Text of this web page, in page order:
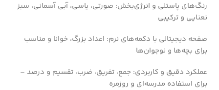
رنگ‌های پاستلی و انرژی‌بخش: صورتی، یاسی، آبی آسمانی، سبز
نعنایی و ترکیبی
صفحه دیجیتالی با دکمه‌های نرم: اعداد بزرگ، خوانا و مناسب
برای بچه‌ها و نوجوان‌ها
عملکرد دقیق و کاربردی: جمع، تفریق، ضرب، تقسیم و درصد –
برای استفاده مدرسه‌ای و روزمره